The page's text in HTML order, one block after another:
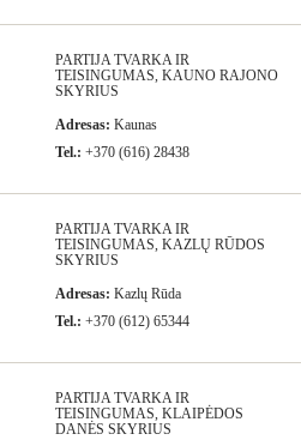
PARTIJA TVARKA IR
TEISINGUMAS, KAUNO RAJONO
SKYRIUS
Adresas: Kaunas
Tel.: +370 (616) 28438
PARTIJA TVARKA IR
TEISINGUMAS, KAZLŲ RŪDOS
SKYRIUS
Adresas: Kazlų Rūda
Tel.: +370 (612) 65344
PARTIJA TVARKA IR
TEISINGUMAS, KLAIPĖDOS
DANĖS SKYRIUS